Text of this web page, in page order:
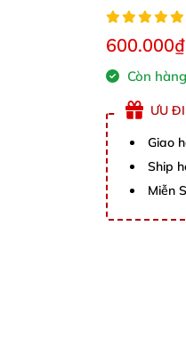
600.000₫
Còn hàng
ƯU
Giao
Ship
Miễn